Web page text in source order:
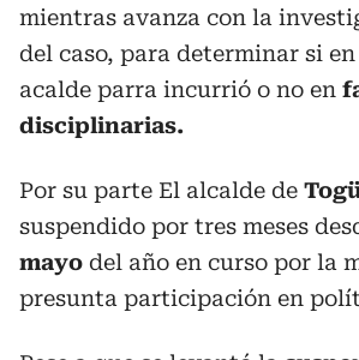
mientras avanza con la
del caso, para determinar si
acalde parra incurrió o no en
disciplinarias.
Por su parte El alcalde de
suspendido por tres meses
mayo del año en curso por la
presunta participación en